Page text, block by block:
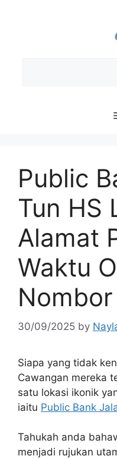
Public
Tun HS
Alamat
Waktu
30/09/2025 by
Siapa yang tidak
Cawangan mereka
satu lokasi ikonik
iaitu Public Bank
Tahukah anda
menjadi rujukan